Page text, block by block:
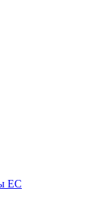
ЕС